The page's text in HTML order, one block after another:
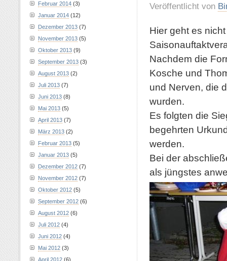
Veröffentlicht von
Hier geht es
Nachdem die
Kosche und
und Nerven, die
wurden.
Es folgten die
begehrten
werden.
Bei der
als jüngstes
Februar 2014 (3)
Januar 2014 (12)
Dezember 2013 (7)
November 2013 (5)
Oktober 2013 (9)
September 2013 (3)
August 2013 (2)
Juli 2013 (7)
Juni 2013 (8)
Mai 2013 (5)
April 2013 (7)
März 2013 (2)
Februar 2013 (5)
Januar 2013 (5)
Dezember 2012 (7)
November 2012 (7)
Oktober 2012 (5)
September 2012 (6)
August 2012 (6)
Juli 2012 (4)
Juni 2012 (4)
Mai 2012 (3)
April 2012 (6)